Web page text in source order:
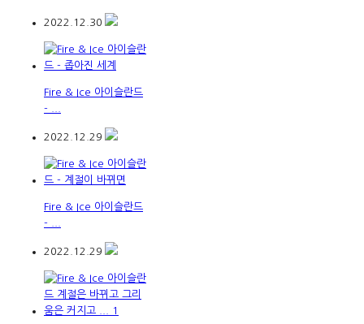
2022.12.30
Fire & Ice 아이슬란드
- ...
2022.12.29
Fire & Ice 아이슬란드
- ...
2022.12.29